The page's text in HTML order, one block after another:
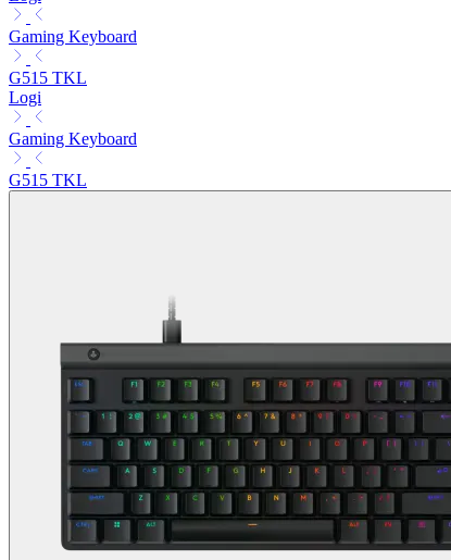
Gaming Keyboard
G515 TKL
Logi
Gaming Keyboard
G515 TKL